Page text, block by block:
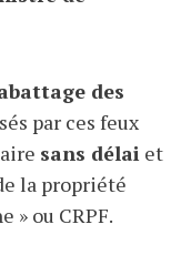
des
par ces feux
sans délai et
la propriété
» ou CRPF.